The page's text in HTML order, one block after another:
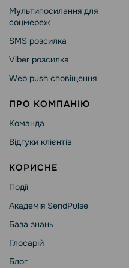
Мультипосилання для
соцмереж
SMS розсилка
Viber розсилка
Web push сповіщення
ПРО КОМПАНІЮ
Команда
Відгуки клієнтів
КОРИСНЕ
Події
Академія SendPulse
База знань
Глосарій
Блог